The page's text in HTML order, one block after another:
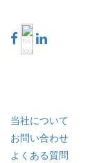
当社について
お問い合わせ
よくある質問